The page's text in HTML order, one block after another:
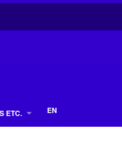
ETC. EN